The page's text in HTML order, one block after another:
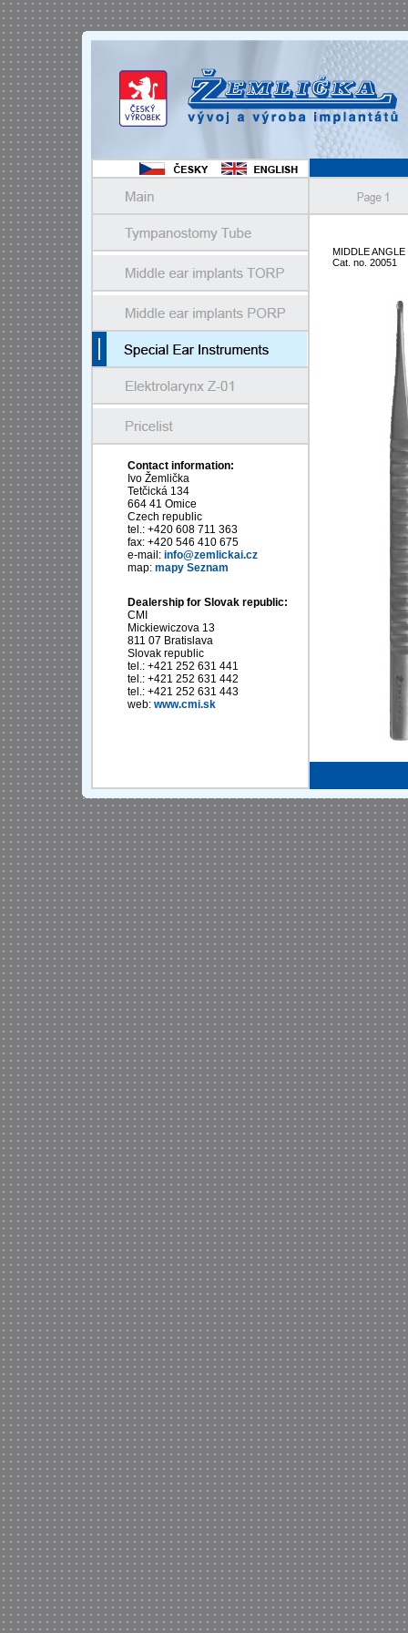
Contact information:
Ivo Žemlička
Tetčická 134
664 41 Omice
Czech republic
tel.: +420 608 711 363
fax: +420 546 410 675
e-mail: info@zemlickai.cz
map: mapy Seznam
Dealership for Slovak republic:
CMI
Mickiewiczova 13
811 07 Bratislava
Slovak republic
tel.: +421 252 631 441
tel.: +421 252 631 442
tel.: +421 252 631 443
web: www.cmi.sk
MIDDLE
Cat. no. 20051